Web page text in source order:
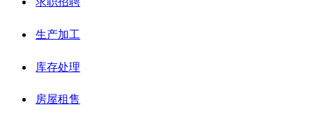
生产加工
库存处理
房屋租售